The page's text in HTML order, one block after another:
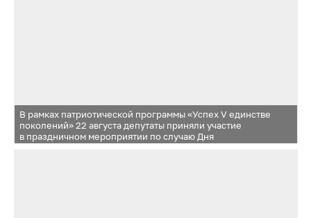
В рамках патриотической программы «Успех V единстве
поколений» 22 августа депутаты приняли участие
в праздничном мероприятии по случаю Дня